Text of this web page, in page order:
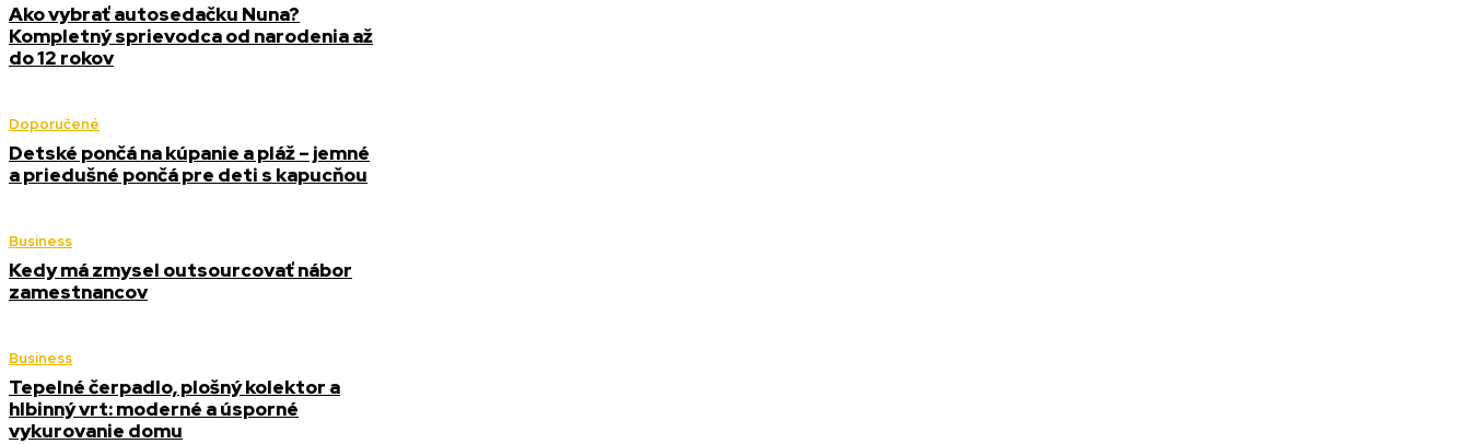
Ako vybrať autosedačku Nuna?
Kompletný sprievodca od narodenia až
do 12 rokov
Doporučené
Detské pončá na kúpanie a pláž – jemné
a priedušné pončá pre deti s kapucňou
Business
Kedy má zmysel outsourcovať nábor
zamestnancov
Business
Tepelné čerpadlo, plošný kolektor a
hlbinný vrt: moderné a úsporné
vykurovanie domu